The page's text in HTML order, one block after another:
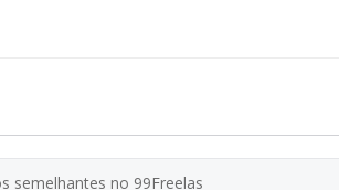
semelhantes no 99Freelas